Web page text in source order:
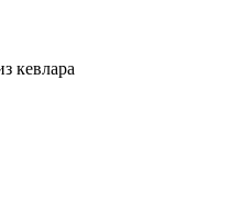
кевлара